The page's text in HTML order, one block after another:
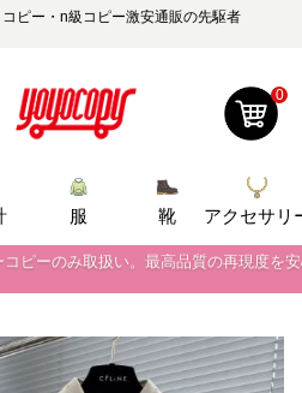
ピー・n級コピー激安通販の先駆者
0
服 靴 アクセサリ
コピーのみ取扱い。最高品質の再現度を